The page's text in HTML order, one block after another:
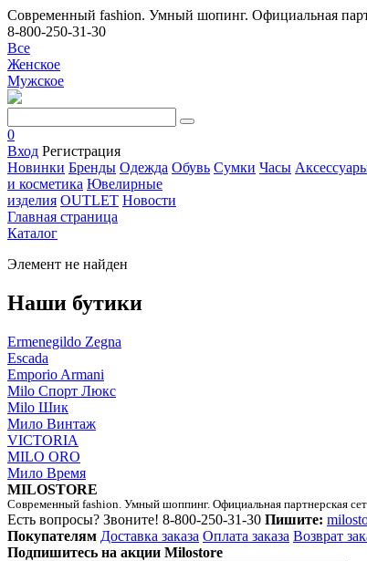
Современный fashion. Умный шопинг. Официальная
8-800-250-31-30
Все
Женское
Мужское
0
Вход Регистрация
Новинки Бренды Одежда Обувь Сумки Часы
и косметика Ювелирные
изделия OUTLET Новости
Главная страница
Каталог
Элемент не найден
Наши бутики
Ermenegildo Zegna
Escada
Emporio Armani
Milo Спорт Люкс
Milo Шик
Мило Винтаж
VICTORIA
MILO ORO
Мило Время
MILOSTORE
Современный fashion. Умный шоппинг. Официальная партнерская
Есть вопросы? Звоните! 8-800-250-31-30 Пишите:
Покупателям Доставка заказа Оплата заказа Возврат
Подпишитесь на акции Milostore